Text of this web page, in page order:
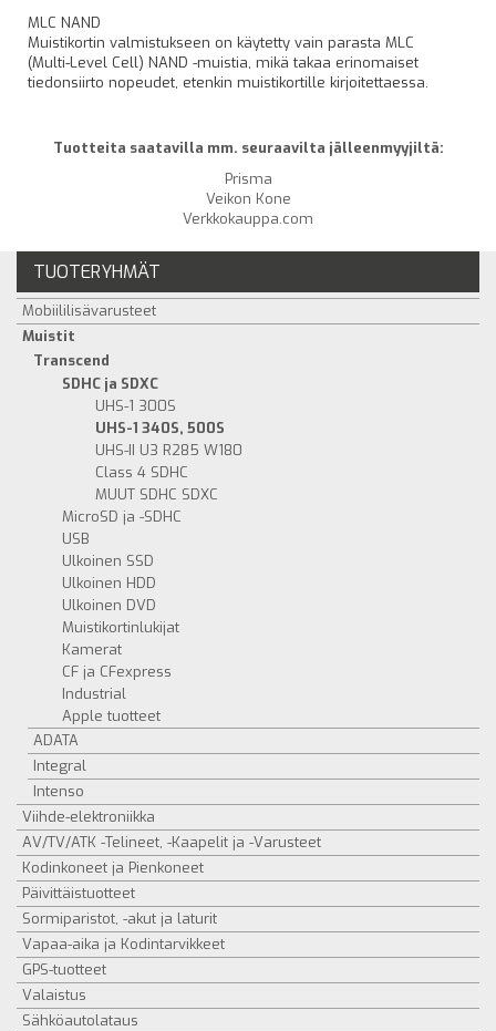
MLC NAND
Muistikortin valmistukseen on käytetty vain parasta MLC
(Multi-Level Cell) NAND -muistia, mikä takaa erinomaiset
tiedonsiirto nopeudet, etenkin muistikortille kirjoitettaessa.
Tuotteita saatavilla mm. seuraavilta jälleenmyyjiltä:
Prisma
Veikon Kone
Verkkokauppa.com
TUOTERYHMÄT
Mobiililisävarusteet
Muistit
Transcend
SDHC ja SDXC
UHS-1 300S
UHS-1 340S, 500S
UHS-II U3 R285 W180
Class 4 SDHC
MUUT SDHC SDXC
MicroSD ja -SDHC
USB
Ulkoinen SSD
Ulkoinen HDD
Ulkoinen DVD
Muistikortinlukijat
Kamerat
CF ja CFexpress
Industrial
Apple tuotteet
ADATA
Integral
Intenso
Viihde-elektroniikka
AV/TV/ATK -Telineet, -Kaapelit ja -Varusteet
Kodinkoneet ja Pienkoneet
Päivittäistuotteet
Sormiparistot, -akut ja laturit
Vapaa-aika ja Kodintarvikkeet
GPS-tuotteet
Valaistus
Sähköautolataus